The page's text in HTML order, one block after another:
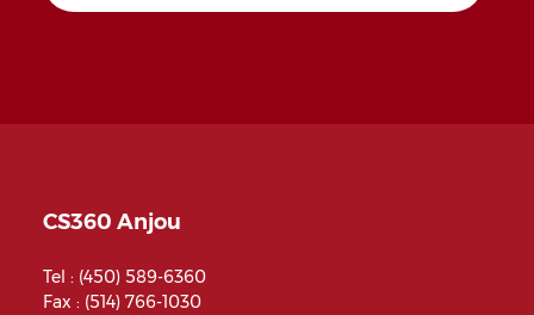
CS360 Anjou
Tel : (450) 589-6360
Fax : (514) 766-1030